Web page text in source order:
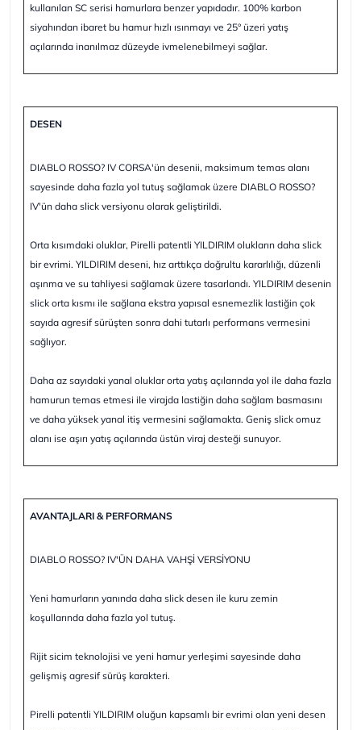
kullanılan SC serisi hamurlara benzer yapıdadır. 100% karbon
siyahından ibaret bu hamur hızlı ısınmayı ve 25° üzeri yatış
açılarında inanılmaz düzeyde ivmelenebilmeyi sağlar.
DESEN
DIABLO ROSSO? IV CORSA'ün desenii, maksimum temas alanı
sayesinde daha fazla yol tutuş sağlamak üzere DIABLO ROSSO?
IV'ün daha slick versiyonu olarak geliştirildi.
Orta kısımdaki oluklar, Pirelli patentli YILDIRIM olukların daha slick
bir evrimi. YILDIRIM deseni, hız arttıkça doğrultu kararlılığı, düzenli
aşınma ve su tahliyesi sağlamak üzere tasarlandı. YILDIRIM desenin
slick orta kısmı ile sağlana ekstra yapısal esnemezlik lastiğin çok
sayıda agresif sürüşten sonra dahi tutarlı performans vermesini
sağlıyor.
Daha az sayıdaki yanal oluklar orta yatış açılarında yol ile daha fazla
hamurun temas etmesi ile virajda lastiğin daha sağlam basmasını
ve daha yüksek yanal itiş vermesini sağlamakta. Geniş slick omuz
alanı ise aşırı yatış açılarında üstün viraj desteği sunuyor.
AVANTAJLARI & PERFORMANS
DIABLO ROSSO? IV'ÜN DAHA VAHŞİ VERSİYONU
Yeni hamurların yanında daha slick desen ile kuru zemin
koşullarında daha fazla yol tutuş.
Rijit sicim teknolojisi ve yeni hamur yerleşimi sayesinde daha
gelişmiş agresif sürüş karakteri.
Pirelli patentli YILDIRIM oluğun kapsamlı bir evrimi olan yeni desen